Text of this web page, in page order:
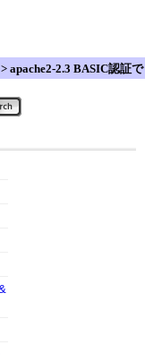
> apache2-2.3 BASIC認証で